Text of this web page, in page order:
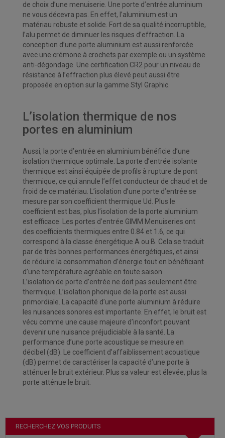
RECHERCHEZ VOS PRODUITS
de choix d’une menuiserie. Une porte d’entrée aluminium
ne vous décevra pas. En effet, l’aluminium est un
matériau robuste et solide. Fort de sa qualité incorruptible,
l’alu permet de diminuer les risques d’effraction. La
conception d’une porte aluminium est aussi renforcée
avec une crémone à crochets par exemple ou un système
anti-dégondage. Une certification CR2 pour un niveau de
résistance à l’effraction plus élevé peut aussi être
proposée en option sur la gamme Styl Graphic.
L’isolation thermique de nos
portes en aluminium
Aussi, la porte d’entrée en aluminium bénéficie d’une
isolation thermique optimale. La porte d’entrée isolante
thermique est ainsi équipée de profils à rupture de pont
thermique, ce qui annule l’effet conducteur de chaud et de
froid de ce matériau. L’isolation d’une porte d’entrée se
mesure par son coefficient thermique Ud. Plus le
coefficient est bas, plus l’isolation de la porte aluminium
est efficace. Les portes d’entrée GIMM Menuiseries ont
des coefficients thermiques entre 0.84 et 1.6, ce qui
correspond à la classe énergétique A ou B. Cela se traduit
par de très bonnes performances énergétiques, et ainsi
de réduire la consommation d’énergie tout en bénéficiant
d’une température agréable en toute saison.
L’isolation de porte d’entrée ne doit pas seulement être
thermique. L’isolation phonique de la porte est aussi
primordiale. La capacité d’une porte aluminium à réduire
les nuisances sonores est importante. En effet, le bruit est
vécu comme une cause majeure d’inconfort pouvant
devenir une nuisance préjudiciable à la santé. La
performance d’une porte acoustique se mesure en
décibel (dB). Le coefficient d’affaiblissement acoustique
(dB) permet de caractériser la capacité d’une porte à
atténuer le bruit extérieur. Plus sa valeur est élevée, plus la
porte atténue le bruit.